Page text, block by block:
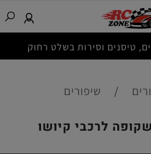
טיסנים וסירות בשלט רחוק
/
שיפורים
לרכבי קיושו